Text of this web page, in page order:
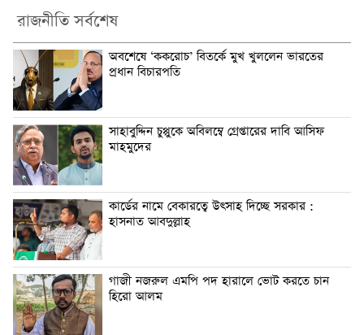
রাজনীতি সর্বশেষ
অবশেষে ‘ককরোচ’ বিতর্কে মুখ খুললেন ভারতের
প্রধান বিচারপতি
সাহাবুদ্দিন চুপ্পুকে অবিলম্বে গ্রেপ্তারের দাবি আসিফ
মাহমুদের
কার্ডের নামে বেকারত্বে উৎসাহ দিচ্ছে সরকার :
হাসনাত আবদুল্লাহ
গাজী নজরুল এমপি পদ হারালে ভোট করতে চান
হিরো আলম